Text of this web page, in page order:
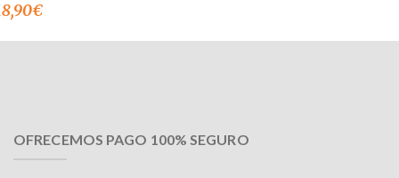
€
OFRECEMOS PAGO 100% SEGURO